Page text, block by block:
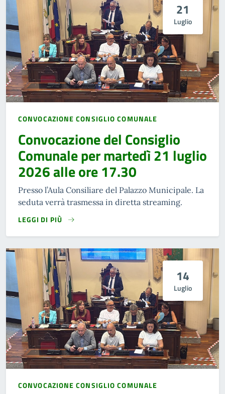
21
Luglio
CONVOCAZIONE CONSIGLIO COMUNALE
Convocazione del Consiglio
Comunale per martedì 21 luglio
2026 alle ore 17.30
Presso l’Aula Consiliare del Palazzo Municipale. La
seduta verrà trasmessa in diretta streaming.
LEGGI DI PIÙ
14
Luglio
CONVOCAZIONE CONSIGLIO COMUNALE